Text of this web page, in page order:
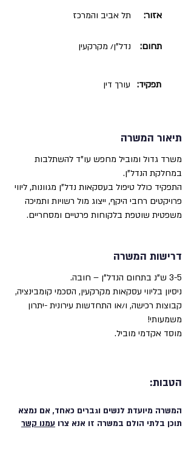
תל אביב והמרכז אזור:
נדל"ן/ מקרקעין תחום:
עורך דין תפקיד:
תיאור המשרה
משרד גדול ומוביל מחפש עו"ד להשתלבות
במחלקת הנדל"ן.
התפקיד כולל טיפול בעסקאות נדל"ן מגוונות, ליווי
פרויקטים רחבי היקף, ייצוג מול רשויות ותמיכה
משפטית שוטפת בלקוחות פרטיים ומסחריים.
דרישות המשרה
3-5 ש"נ בתחום הנדל"ן – חובה.
ניסיון בליווי עסקאות מקרקעין, הסכמי קומבינציה,
קבוצות רכישה, ו/או התחדשות עירונית -יתרון
משמעותי!
מוסד אקדמי מוביל.
הטבות:
המשרה מיועדת לנשים וגברים כאחד, אם נמצא
תוכן בלתי הולם במשרה זו אנא צרו עמנו קשר